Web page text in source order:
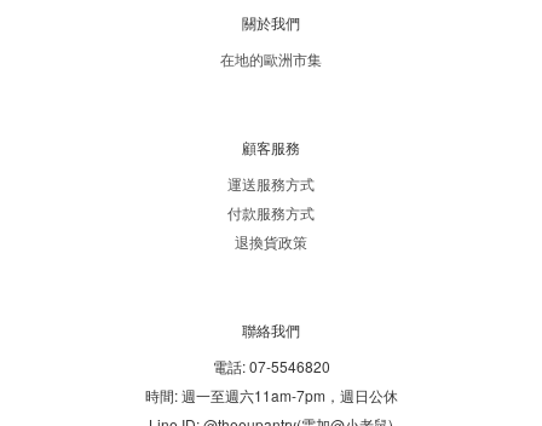
關於我們
在地的歐洲市集
顧客服務
運送服務方式
付款服務方式
退換貨政策
聯絡我們
電話: 07-5546820
時間: 週一至週六11am-7pm，週日公休